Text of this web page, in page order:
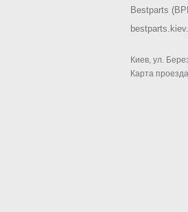
низкого качества дорог. В
Bestparts
Киев, ул.
Карта проезда